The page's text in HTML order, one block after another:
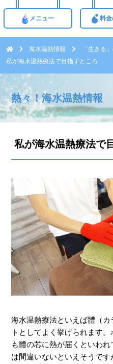
メニュー 料
海水温熱情報
「生きる
私が海水温熱療法で目指すところ
熱々！海水温熱情報
私が海水温熱療法で
海水温熱療法といえば體（
トとしてよく挙げられます
も體の芯に熱が届くといわ
は間違いないといえそうで